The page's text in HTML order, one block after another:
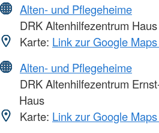
Alten- und Pflegeheime
DRK Altenhilfezentrum
Karte: Link zur Google
Alten- und Pflegeheime
DRK Altenhilfezentrum
Haus
Karte: Link zur Google